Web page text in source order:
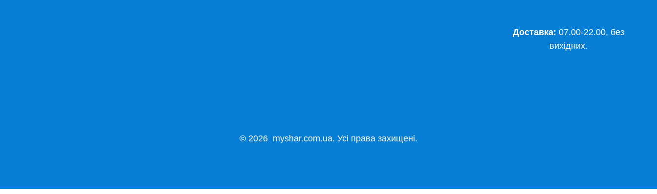
Доставка: 07.00-22.00, без
вихідних.
© 2026 myshar.com.ua. Усі права захищені.